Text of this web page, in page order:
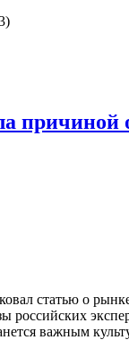
причиной
статью о
российских
важным